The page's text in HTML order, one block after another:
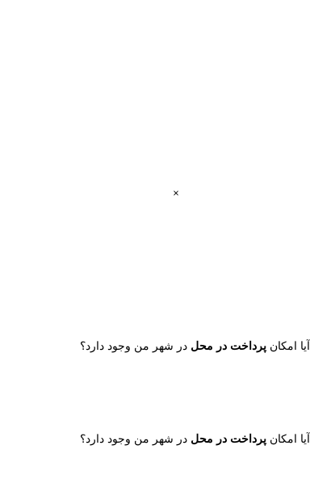
آیا امکانپرداخت در محل در شهر من وجود دارد؟
آیا امکانپرداخت در محل در شهر من وجود دارد؟